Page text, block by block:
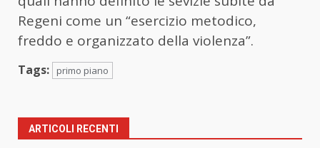
Regeni come un “esercizio metodico,
freddo e organizzato della violenza”.
Tags: primo piano
ARTICOLI RECENTI